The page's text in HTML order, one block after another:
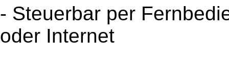
- Steuerbar per
oder Internet